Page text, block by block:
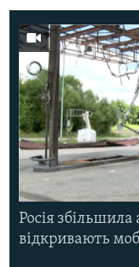
Росія збільшила
відкривають